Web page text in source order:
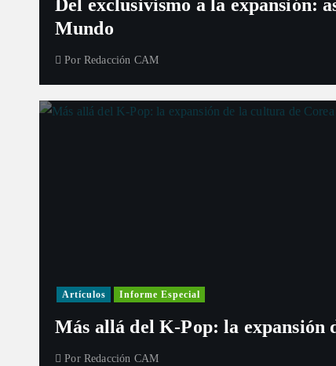
Del exclusivismo a la expansión:
Mundo
Por Redacción CAM
Artículos Informe Especial
Más allá del K-Pop: la expansión
Por Redacción CAM